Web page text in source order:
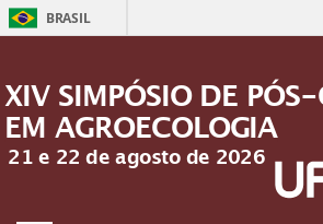
BRASIL
XIV SIMPÓSIO DE
EM AGROECOLOGIA
21 e 22 de agosto de 2026